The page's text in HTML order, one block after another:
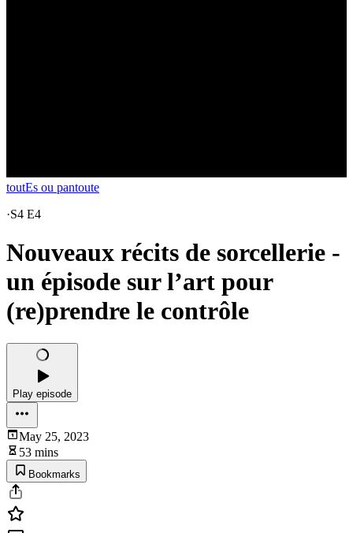
toutEs ou pantoute
·S4 E4
Nouveaux récits de sorcellerie -
un épisode sur l’art pour
(re)prendre le contrôle
Play episode
May 25, 2023
53 mins
Bookmarks